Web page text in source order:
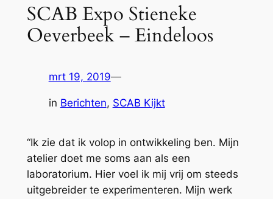
SCAB Expo Stieneke
Oeverbeek – Eindeloos
mrt 19, 2019—
in Berichten, SCAB Kijkt
“Ik zie dat ik volop in ontwikkeling ben. Mijn
atelier doet me soms aan als een
laboratorium. Hier voel ik mij vrij om steeds
uitgebreider te experimenteren. Mijn werk